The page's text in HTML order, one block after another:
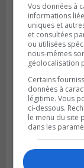
LA PRAIRIE
Publié le 3 août
Sonia
dans La
Vos données à
informations
uniques et
et consultées
ou utilisées
nous-mêmes
géolocalisation
Certains
données à
légitime. Vous
ci-dessous.
le menu du site
dans les